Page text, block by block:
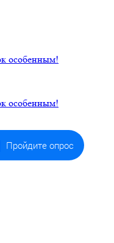
особенным!
особенным!
Пройдите опрос